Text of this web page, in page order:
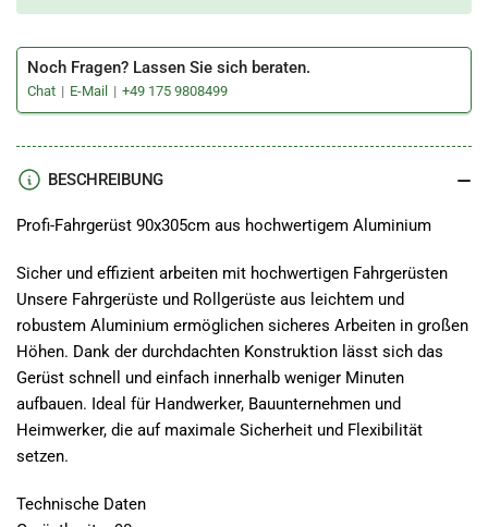
Noch Fragen? Lassen Sie sich beraten.
Chat E-Mail +49 175 9808499
BESCHREIBUNG
Profi-Fahrgerüst 90x305cm aus hochwertigem Aluminium
Sicher und effizient arbeiten mit hochwertigen Fahrgerüsten
Unsere Fahrgerüste und Rollgerüste aus leichtem und
robustem Aluminium ermöglichen sicheres Arbeiten in großen
Höhen. Dank der durchdachten Konstruktion lässt sich das
Gerüst schnell und einfach innerhalb weniger Minuten
aufbauen. Ideal für Handwerker, Bauunternehmen und
Heimwerker, die auf maximale Sicherheit und Flexibilität
setzen.
Technische Daten